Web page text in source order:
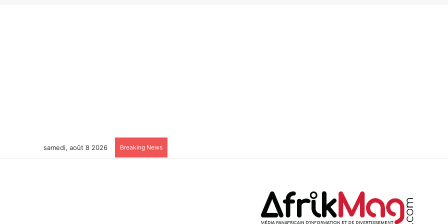
samedi, août 8 2026 Breaking News